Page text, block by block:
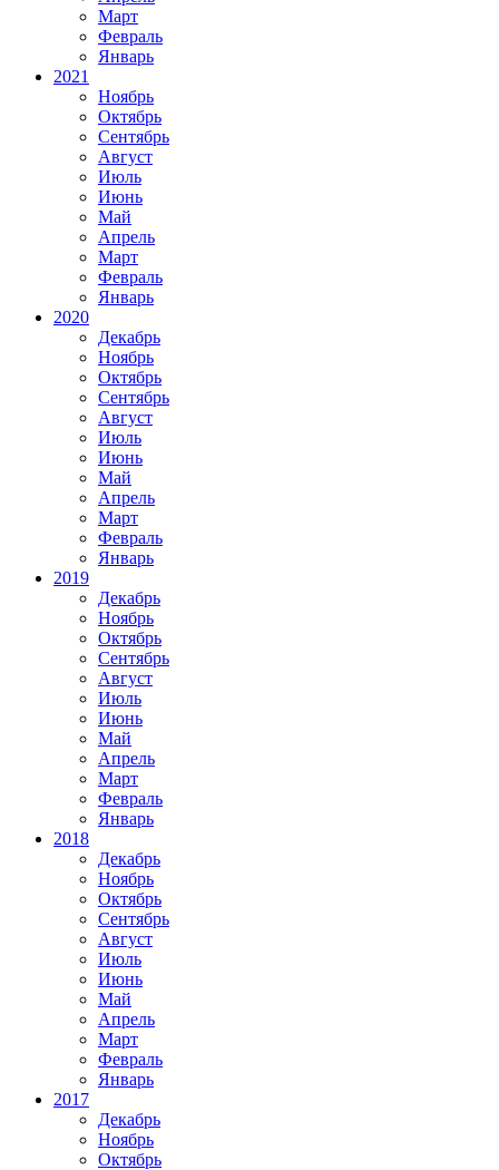
Март
Февраль
Январь
2021
Ноябрь
Октябрь
Сентябрь
Август
Июль
Июнь
Май
Апрель
Март
Февраль
Январь
2020
Декабрь
Ноябрь
Октябрь
Сентябрь
Август
Июль
Июнь
Май
Апрель
Март
Февраль
Январь
2019
Декабрь
Ноябрь
Октябрь
Сентябрь
Август
Июль
Июнь
Май
Апрель
Март
Февраль
Январь
2018
Декабрь
Ноябрь
Октябрь
Сентябрь
Август
Июль
Июнь
Май
Апрель
Март
Февраль
Январь
2017
Декабрь
Ноябрь
Октябрь